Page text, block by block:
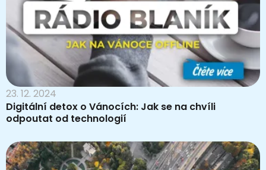
23. 12. 2024
Digitální detox o Vánocích: Jak se na chvíli
odpoutat od technologií